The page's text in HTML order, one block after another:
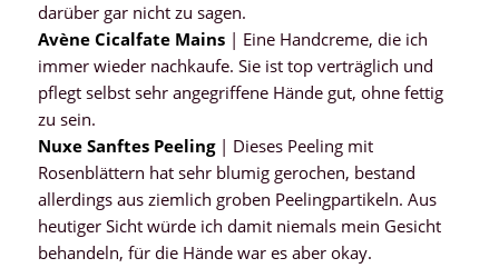
darüber gar nicht zu sagen.
Avène Cicalfate Mains| Eine Handcreme, die ich
immer wieder nachkaufe. Sie ist top verträglich und
pflegt selbst sehr angegriffene Hände gut, ohne fettig
zu sein.
Nuxe Sanftes Peeling| Dieses Peeling mit
Rosenblättern hat sehr blumig gerochen, bestand
allerdings aus ziemlich groben Peelingpartikeln. Aus
heutiger Sicht würde ich damit niemals mein Gesicht
behandeln, für die Hände war es aber okay.